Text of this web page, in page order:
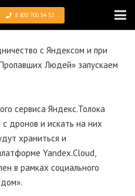
8 800 700 54 52
с Яндексом и при
Людей» запускаем
сервиса Яндекс.Толока
дронов и искать на них
храниться и
Yandex.Cloud,
в рамках социального